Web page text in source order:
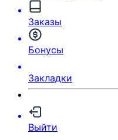
Заказы
Бонусы
Закладки
Выйти